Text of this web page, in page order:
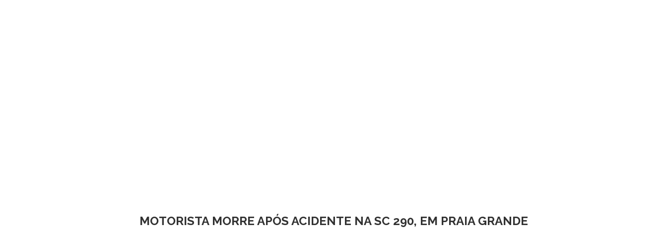
MOTORISTA MORRE APÓS ACIDENTE NA SC 290, EM PRAIA GRANDE